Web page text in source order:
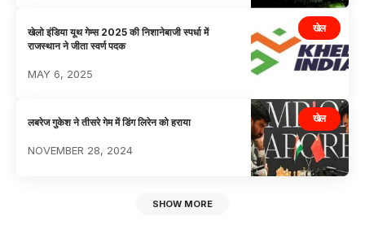
खेल
खेलो इंडिया यूथ गेम्स 2025 की निशानेबाजी स्पर्धा में
राजस्थान ने जीता स्वर्ण पदक
MAY 6, 2025
खेल
लबरेज गुकेश ने तीसरे गेम में डिंग लिरेन को हराया
NOVEMBER 28, 2024
SHOW MORE